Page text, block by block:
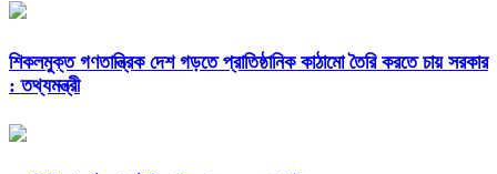
শিকলমুক্ত গণতান্ত্রিক দেশ গড়তে প্রাতিষ্ঠানিক কাঠামো তৈরি করতে চায় সরকার
: তথ্যমন্ত্রী